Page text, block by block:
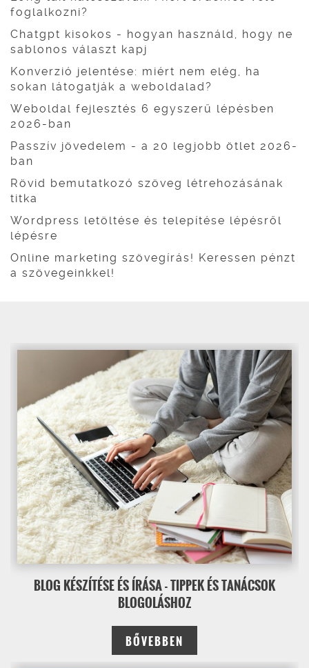
foglalkozni?
Chatgpt kisokos - hogyan használd, hogy ne
sablonos választ kapj
Konverzió jelentése: miért nem elég, ha
sokan látogatják a weboldalad?
Weboldal fejlesztés 6 egyszerű lépésben
2026-ban
Passzív jövedelem - a 20 legjobb ötlet 2026-
ban
Rövid bemutatkozó szöveg létrehozásának
titka
Wordpress letöltése és telepítése lépésről
lépésre
Online marketing szövegírás! Keressen pénzt
a szövegeinkkel!
BLOG KÉSZÍTÉSE ÉS ÍRÁSA - TIPPEK ÉS TANÁCSOK
BLOGOLÁSHOZ
BŐVEBBEN